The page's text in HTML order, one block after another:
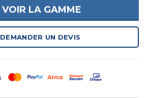
VOIR LA GAMME
DEMANDER UN DEVIS